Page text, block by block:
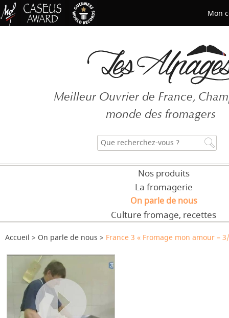
Meilleur Ouvrier de France,
monde des fromagers
Nos produits
La fromagerie
On parle de nous
Culture fromage, recettes
Accueil On parle de nous France 3 « Fromage mon amour –
Mon
Mot de passe oublié ?
CRÉER UN